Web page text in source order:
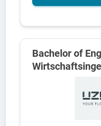
Bachelor of